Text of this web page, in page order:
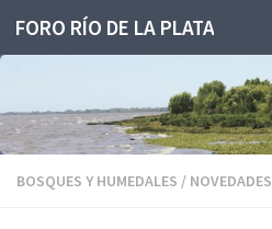
Saltar al contenido
FORO RÍO DE LA PLATA
BOSQUES Y HUMEDALES / NOVEDADES